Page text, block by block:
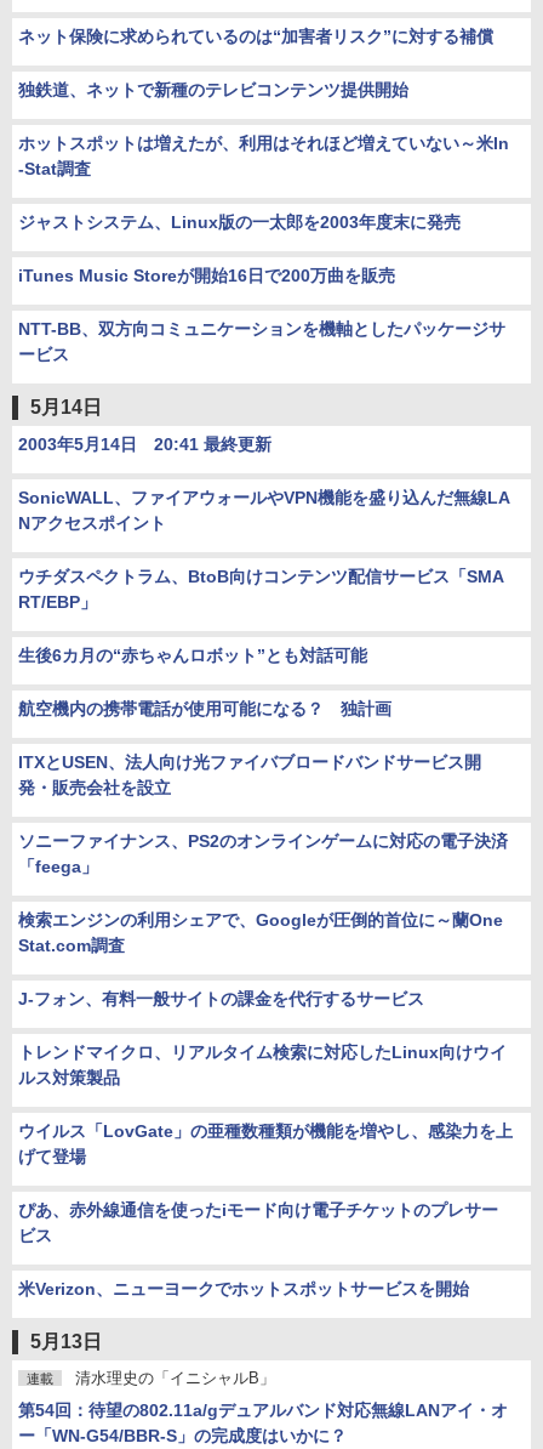
ネット保険に求められているのは“加害者リスク”に対する補償
独鉄道、ネットで新種のテレビコンテンツ提供開始
ホットスポットは増えたが、利用はそれほど増えていない～米In
-Stat調査
ジャストシステム、Linux版の一太郎を2003年度末に発売
iTunes Music Storeが開始16日で200万曲を販売
NTT-BB、双方向コミュニケーションを機軸としたパッケージサ
ービス
5月14日
2003年5月14日 20:41 最終更新
SonicWALL、ファイアウォールやVPN機能を盛り込んだ無線LA
Nアクセスポイント
ウチダスペクトラム、BtoB向けコンテンツ配信サービス「SMA
RT/EBP」
生後6カ月の“赤ちゃんロボット”とも対話可能
航空機内の携帯電話が使用可能になる？ 独計画
ITXとUSEN、法人向け光ファイバブロードバンドサービス開
発・販売会社を設立
ソニーファイナンス、PS2のオンラインゲームに対応の電子決済
「feega」
検索エンジンの利用シェアで、Googleが圧倒的首位に～蘭One
Stat.com調査
J-フォン、有料一般サイトの課金を代行するサービス
トレンドマイクロ、リアルタイム検索に対応したLinux向けウイ
ルス対策製品
ウイルス「LovGate」の亜種数種類が機能を増やし、感染力を上
げて登場
ぴあ、赤外線通信を使ったiモード向け電子チケットのプレサー
ビス
米Verizon、ニューヨークでホットスポットサービスを開始
5月13日
連載 清水理史の「イニシャルB」
第54回：待望の802.11a/gデュアルバンド対応無線LANアイ・オ
ー「WN-G54/BBR-S」の完成度はいかに？